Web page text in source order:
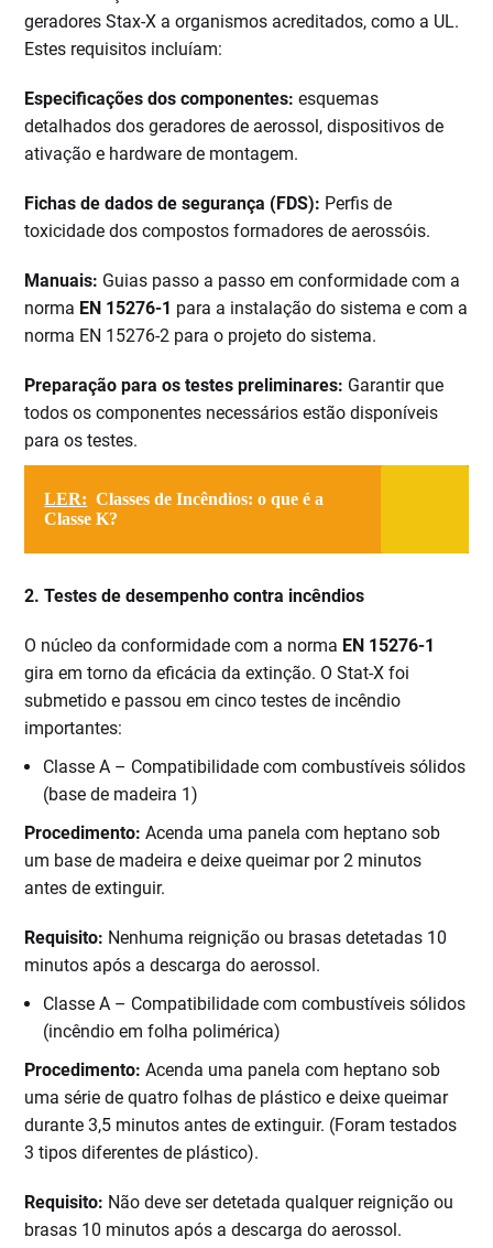
geradores Stax-X a organismos acreditados, como a UL.
Estes requisitos incluíam:
Especificações dos componentes: esquemas
detalhados dos geradores de aerossol, dispositivos de
ativação e hardware de montagem.
Fichas de dados de segurança (FDS): Perfis de
toxicidade dos compostos formadores de aerossóis.
Manuais: Guias passo a passo em conformidade com a
norma EN 15276-1 para a instalação do sistema e com a
norma EN 15276-2 para o projeto do sistema.
Preparação para os testes preliminares: Garantir que
todos os componentes necessários estão disponíveis
para os testes.
LER: Classes de Incêndios: o que é a
Classe K?
2. Testes de desempenho contra incêndios
O núcleo da conformidade com a norma EN 15276-1
gira em torno da eficácia da extinção. O Stat-X foi
submetido e passou em cinco testes de incêndio
importantes:
Classe A – Compatibilidade com combustíveis sólidos
(base de madeira 1)
Procedimento: Acenda uma panela com heptano sob
um base de madeira e deixe queimar por 2 minutos
antes de extinguir.
Requisito: Nenhuma reignição ou brasas detetadas 10
minutos após a descarga do aerossol.
Classe A – Compatibilidade com combustíveis sólidos
(incêndio em folha polimérica)
Procedimento: Acenda uma panela com heptano sob
uma série de quatro folhas de plástico e deixe queimar
durante 3,5 minutos antes de extinguir. (Foram testados
3 tipos diferentes de plástico).
Requisito: Não deve ser detetada qualquer reignição ou
brasas 10 minutos após a descarga do aerossol.